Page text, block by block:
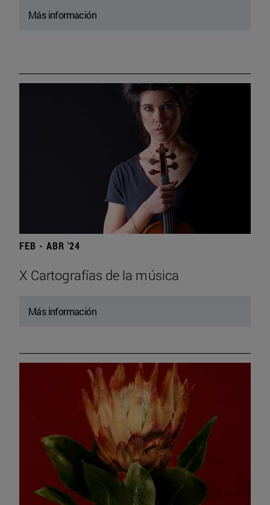
Más información
FEB - ABR '24
X Cartografías de la música
Más información